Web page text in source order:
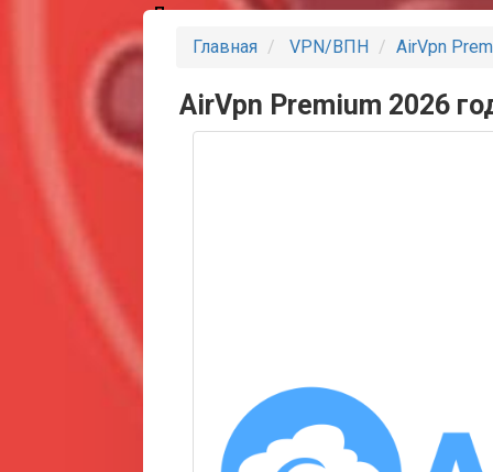
Партнеры
Главная VPN/ВПН AirVpn
AirVpn Premium 2026